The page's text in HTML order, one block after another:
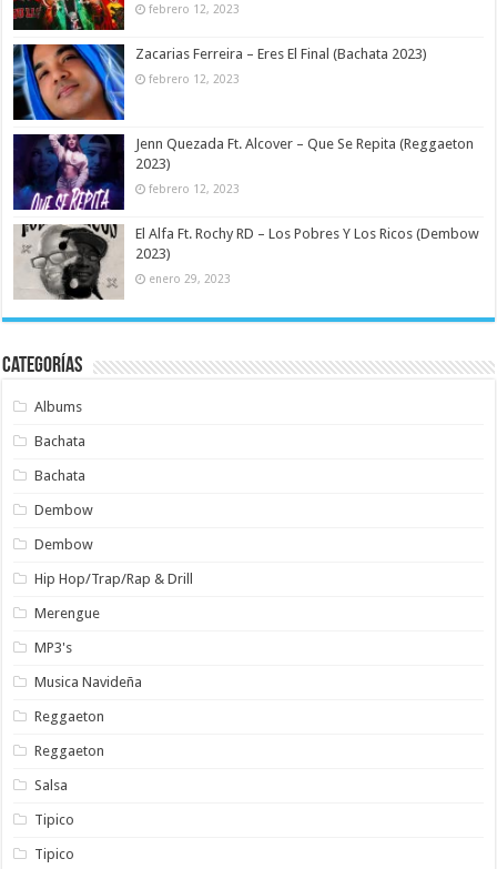
febrero 12, 2023
Zacarias Ferreira – Eres El Final (Bachata 2023)
febrero 12, 2023
Jenn Quezada Ft. Alcover – Que Se Repita (Reggaeton
2023)
febrero 12, 2023
El Alfa Ft. Rochy RD – Los Pobres Y Los Ricos (Dembow
2023)
enero 29, 2023
Categorías
Albums
Bachata
Bachata
Dembow
Dembow
Hip Hop/Trap/Rap & Drill
Merengue
MP3's
Musica Navideña
Reggaeton
Reggaeton
Salsa
Tipico
Tipico